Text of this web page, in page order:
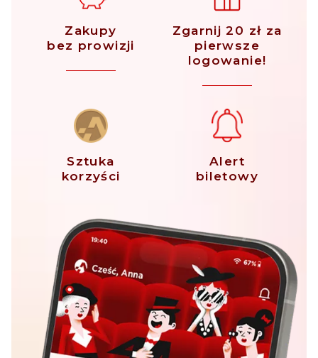
Zakupy
bez prowizji
Zgarnij 20 zł za
pierwsze
logowanie!
Sztuka
korzyści
Alert
biletowy